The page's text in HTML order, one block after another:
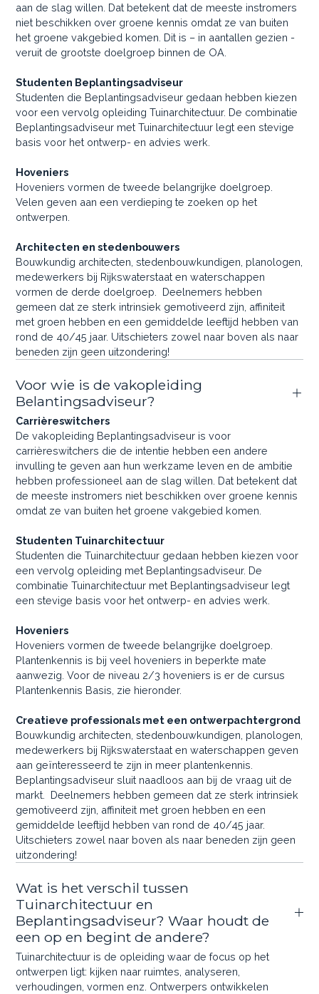
aan de slag willen. Dat betekent dat de meeste instromers
niet beschikken over groene kennis omdat ze van buiten
het groene vakgebied komen. Dit is – in aantallen gezien -
veruit de grootste doelgroep binnen de OA.
Studenten Beplantingsadviseur
Studenten die Beplantingsadviseur gedaan hebben kiezen
voor een vervolg opleiding Tuinarchitectuur. De combinatie
Beplantingsadviseur met Tuinarchitectuur legt een stevige
basis voor het ontwerp- en advies werk.
Hoveniers
Hoveniers vormen de tweede belangrijke doelgroep.
Velen geven aan een verdieping te zoeken op het
ontwerpen.
Architecten en stedenbouwers
Bouwkundig architecten, stedenbouwkundigen, planologen,
medewerkers bij Rijkswaterstaat en waterschappen
vormen de derde doelgroep. Deelnemers hebben
gemeen dat ze sterk intrinsiek gemotiveerd zijn, affiniteit
met groen hebben en een gemiddelde leeftijd hebben van
rond de 40/45 jaar. Uitschieters zowel naar boven als naar
beneden zijn geen uitzondering!
Voor wie is de vakopleiding
Belantingsadviseur?
Carrièreswitchers
De vakopleiding Beplantingsadviseur is voor
carrièreswitchers die de intentie hebben een andere
invulling te geven aan hun werkzame leven en de ambitie
hebben professioneel aan de slag willen. Dat betekent dat
de meeste instromers niet beschikken over groene kennis
omdat ze van buiten het groene vakgebied komen.
Studenten Tuinarchitectuur
Studenten die Tuinarchitectuur gedaan hebben kiezen voor
een vervolg opleiding met Beplantingsadviseur. De
combinatie Tuinarchitectuur met Beplantingsadviseur legt
een stevige basis voor het ontwerp- en advies werk.
Hoveniers
Hoveniers vormen de tweede belangrijke doelgroep.
Plantenkennis is bij veel hoveniers in beperkte mate
aanwezig. Voor de niveau 2/3 hoveniers is er de cursus
Plantenkennis Basis, zie hieronder.
Creatieve professionals met een ontwerpachtergrond
Bouwkundig architecten, stedenbouwkundigen, planologen,
medewerkers bij Rijkswaterstaat en waterschappen geven
aan geïnteresseerd te zijn in meer plantenkennis.
Beplantingsadviseur sluit naadloos aan bij de vraag uit de
markt. Deelnemers hebben gemeen dat ze sterk intrinsiek
gemotiveerd zijn, affiniteit met groen hebben en een
gemiddelde leeftijd hebben van rond de 40/45 jaar.
Uitschieters zowel naar boven als naar beneden zijn geen
uitzondering!
Wat is het verschil tussen
Tuinarchitectuur en
Beplantingsadviseur? Waar houdt de
een op en begint de andere?
Tuinarchitectuur is de opleiding waar de focus op het
ontwerpen ligt: kijken naar ruimtes, analyseren,
verhoudingen, vormen enz. Ontwerpers ontwikkelen